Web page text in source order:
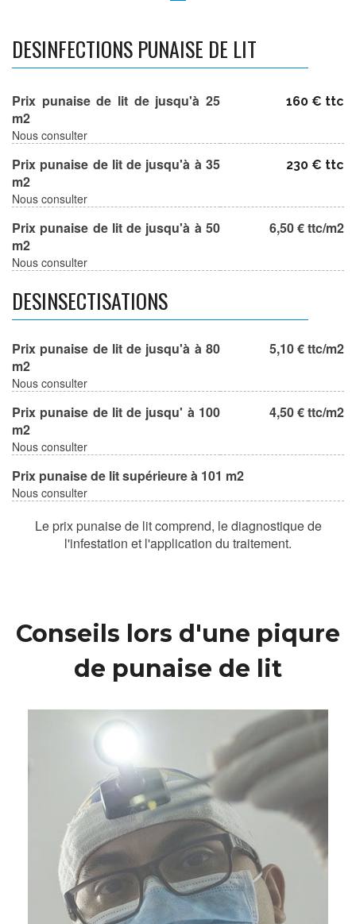
DESINFECTIONS PUNAISE DE LIT
Prix punaise de lit de jusqu'à 25
m2
Nous consulter
160 € ttc
Prix punaise de lit de jusqu'à à 35
m2
Nous consulter
230 € ttc
Prix punaise de lit de jusqu'à à 50
m2
Nous consulter
6,50 € ttc/m2
DESINSECTISATIONS
Prix punaise de lit de jusqu'à à 80
m2
Nous consulter
5,10 € ttc/m2
Prix punaise de lit de jusqu' à 100
m2
Nous consulter
4,50 € ttc/m2
Prix punaise de lit supérieure à 101 m2
Nous consulter
Le prix punaise de lit comprend, le diagnostique de
l'infestation et l'application du traitement.
Conseils lors d'une piqure
de punaise de lit